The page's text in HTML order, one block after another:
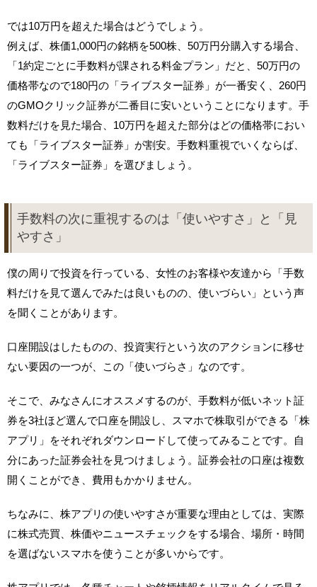
では10万円を超えた場合はどうでしょう。
例えば、株価1,000円の銘柄を500株、50万円分購入する場合、
「1約定ごとに手数料が課される料金プラン」だと、50万円の
価格帯なので180円の「ライブスター証券」が一番安く、260円
のGMOクリック証券が二番目に安いということになります。手
数料だけを見た場合、10万円を超えた部分はどの価格帯におい
ても「ライブスター証券」が割安。手数料重視でいくならば、
「ライブスター証券」を選びましょう。
手数料の次に重視するのは「使いやすさ」と「見
やすさ」
僕の周りで投資を行っている、女性のお客様や友達から「手数
料だけを見て選んでみたは良いものの、使いづらい」という声
を聞くことがあります。
口座開設はしたものの、投資実行という次のアクションに移せ
ない要因の一つが、この「使いづらさ」なのです。
そこで、みなさんにオススメするのが、手数料が低いネット証
券を3社ほど選んで口座を開設し、スマホで株取引ができる「株
アプリ」をそれぞれダウンロードして使ってみることです。自
分にあった証券会社を見つけましょう。証券会社の口座は複数
開くことができ、費用もかかりません。
ちなみに、株アプリの使いやすさが重要な理由としては、実際
に株式売買、株価やニュースチェックをする場合、場所・時間
を選ばないスマホを使うことが多いからです。